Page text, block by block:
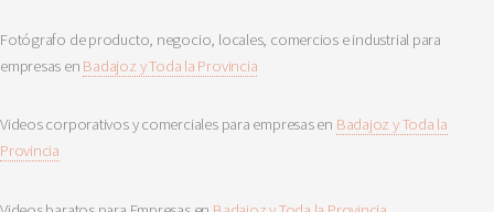
Fotógrafo de producto, negocio, locales, comercios e industrial para
empresas en Badajoz y Toda la Provincia
Videos corporativos y comerciales para empresas en Badajoz y Toda la
Provincia